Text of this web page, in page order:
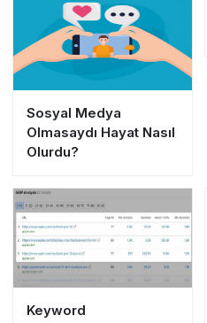
Sosyal Medya
Olmasaydı Hayat Nasıl
Olurdu?
Keyword